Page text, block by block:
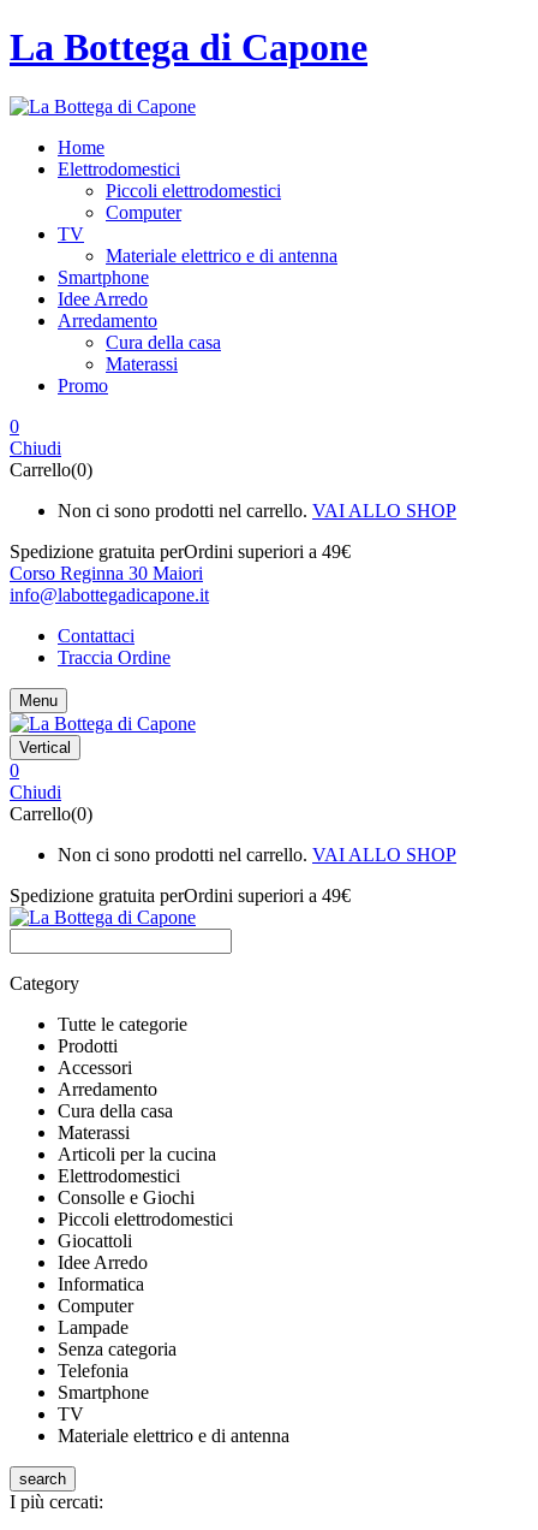
La Bottega di Capone
Home
Elettrodomestici
Piccoli elettrodomestici
Computer
TV
Materiale elettrico e di antenna
Smartphone
Idee Arredo
Arredamento
Cura della casa
Materassi
Promo
0
Chiudi
Carrello(0)
Non ci sono prodotti nel carrello. VAI ALLO SHOP
Spedizione gratuita perOrdini superiori a 49€
Corso Reginna 30 Maiori
info@labottegadicapone.it
Contattaci
Traccia Ordine
Menu
Vertical
0
Chiudi
Carrello(0)
Non ci sono prodotti nel carrello. VAI ALLO SHOP
Spedizione gratuita perOrdini superiori a 49€
Category
Tutte le categorie
Prodotti
Accessori
Arredamento
Cura della casa
Materassi
Articoli per la cucina
Elettrodomestici
Consolle e Giochi
Piccoli elettrodomestici
Giocattoli
Idee Arredo
Informatica
Computer
Lampade
Senza categoria
Telefonia
Smartphone
TV
Materiale elettrico e di antenna
search
I più cercati: